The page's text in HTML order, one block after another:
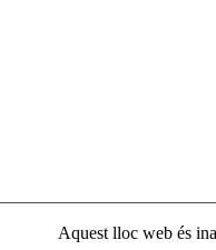
Aquest lloc web és